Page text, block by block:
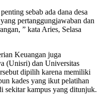
sebab ada dana desa
pertanggungjawaban dan
” kata Aries, Selasa
Keuangan juga
(Unisri) dan Universitas
dipilih karena memiliki
kades yang ikut pelatihan
sekitar kampus yang ditunjuk.